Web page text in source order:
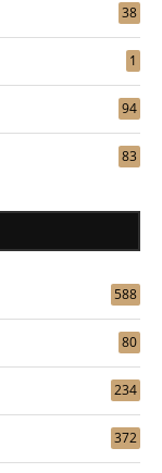
38
1
94
83
588
80
234
372